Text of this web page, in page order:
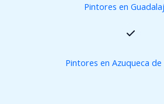
Pintores en
Pintores en Azuqueca